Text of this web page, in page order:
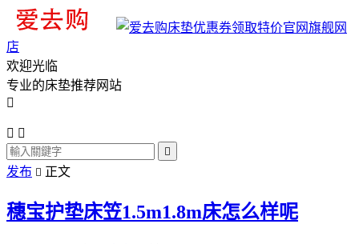
旗舰网
店
欢迎光临
专业的床垫推荐网站

 

发布  正文
穗宝护垫床笠1.5m1.8m床怎么样呢